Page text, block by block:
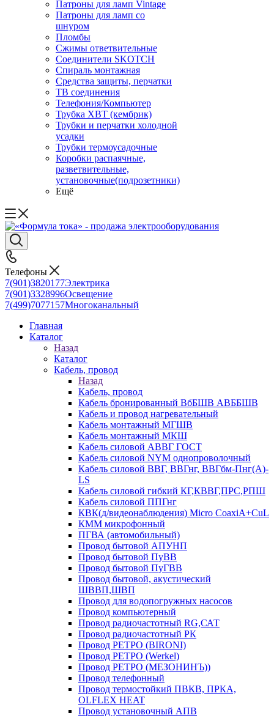
Патроны для ламп Vintage
Патроны для ламп со
шнуром
Пломбы
Сжимы ответвительные
Соединители SKOTCH
Спираль монтажная
Средства защиты, перчатки
ТВ соединения
Телефония/Компьютер
Трубка ХВТ (кембрик)
Трубки и перчатки холодной
усадки
Трубки термоусадочные
Коробки распаячные,
разветвительные,
установочные(подрозетники)
Ещё
Телефоны
7(901)3820177Электрика
7(901)3328996Освещение
7(499)7077157Многоканальный
Главная
Каталог
Назад
Каталог
Кабель, провод
Назад
Кабель, провод
Кабель бронированный ВбБШВ АВББШВ
Кабель и провод нагревательный
Кабель монтажный МГШВ
Кабель монтажный МКШ
Кабель силовой АВВГ ГОСТ
Кабель силовой NYM однопроволочный
Кабель силовой ВВГ, ВВГнг, ВВГбм-Пнг(А)-
LS
Кабель силовой гибкий КГ,КВВГ,ПРС,РПШ
Кабель силовой ППГнг
КВК(д/видеонаблюдения) Micro CoaxiA+CuL
КММ микрофонный
ПГВА (автомобильный)
Провод бытовой АПУНП
Провод бытовой ПуВВ
Провод бытовой ПуГВВ
Провод бытовой, акустический
ШВВП,ШВП
Провод для водопогружных насосов
Провод компьютерный
Провод радиочастотный RG,САТ
Провод радиочастотный РК
Провод РЕТРО (BIRONI)
Провод РЕТРО (Werkel)
Провод РЕТРО (МЕЗОНИНЪ))
Провод телефонный
Провод термостойкий ПВКВ, ПРКА,
OLFLEX HEAT
Провод установочный АПВ